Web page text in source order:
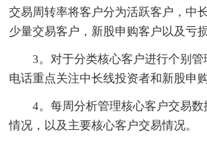
交易周转率将客户分为活跃客户，中
少量交易客户，新股申购客户以及亏
3。对于分类核心客户进行个别管
电话重点关注中长线投资者和新股申
4。每周分析管理核心客户交易
情况，以及主要核心客户交易情况。